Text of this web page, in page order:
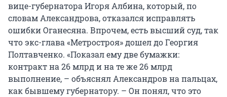
вице-губернатора Игоря Албина, который, по
словам Александрова, отказался исправлять
ошибки Оганесяна. Впрочем, есть высший суд, так
что экс-глава «Метростроя» дошел до Георгия
Полтавченко. «Показал ему две бумажки:
контракт на 26 млрд и на те же 26 млрд
выполнение, – объяснял Александров на пальцах,
как бывшему губернатору. – Он понял, что это